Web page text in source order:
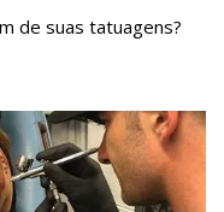
de suas tatuagens?